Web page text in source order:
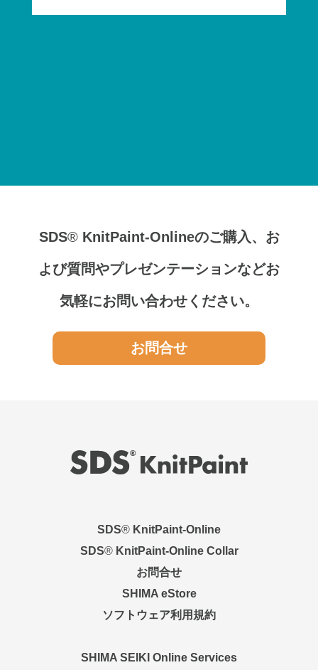
SDS®KnitPaint-Onlineのご購入、 お
よび質問やプレゼンテーションなどお
気軽にお問い合わせください。
お問合せ
SDS® KnitPaint-Online
SDS®KnitPaint-Online Collar
お問合せ
SHIMA eStore
ソフトウェア利用規約
SHIMA SEIKI Online Services